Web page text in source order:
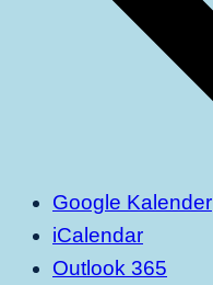
Google Kalender
iCalendar
Outlook 365